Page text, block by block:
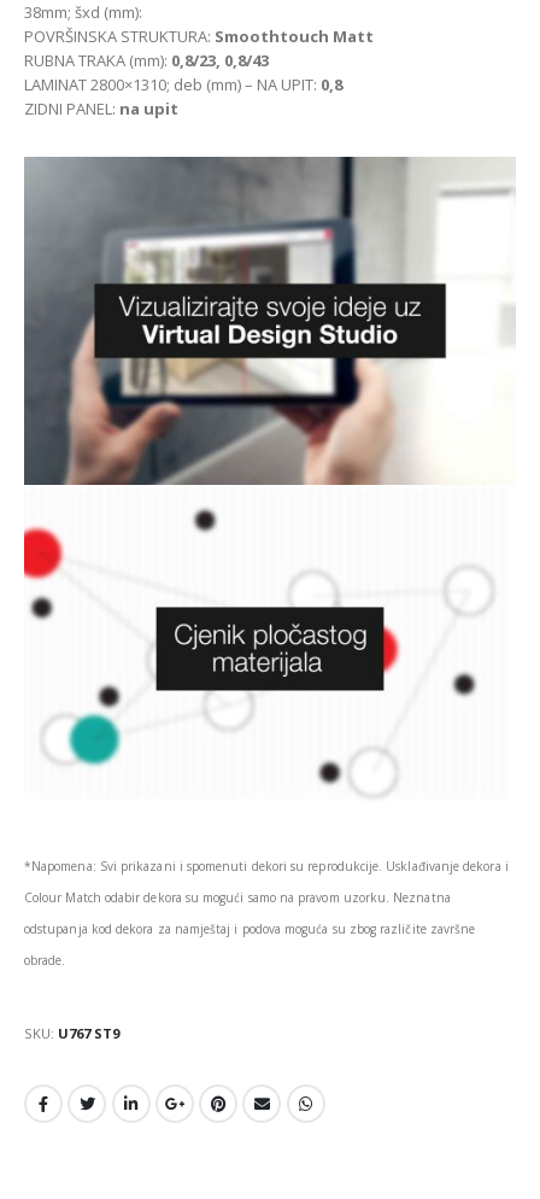
38mm; šxd (mm):
POVRŠINSKA STRUKTURA: Smoothtouch Matt
RUBNA TRAKA (mm): 0,8/23, 0,8/43
LAMINAT 2800×1310; deb (mm) – NA UPIT: 0,8
ZIDNI PANEL: na upit
*Napomena: Svi prikazani i spomenuti dekori su reprodukcije. Usklađivanje dekora i
Colour Match odabir dekora su mogući samo na pravom uzorku. Neznatna
odstupanja kod dekora za namještaj i podova moguća su zbog različite završne
obrade.
SKU: U767 ST9